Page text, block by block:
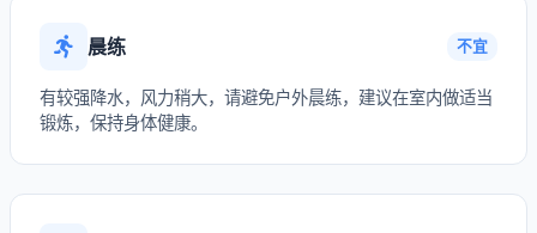
晨练 不宜
有较强降水，风力稍大，请避免户外晨练，建议在室内做适当
锻炼，保持身体健康。